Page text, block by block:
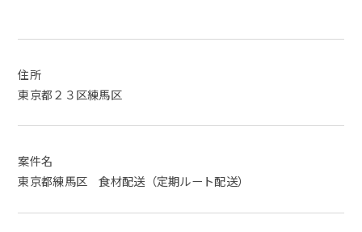
住所
東京都２３区練馬区
案件名
東京都練馬区 食材配送（定期ルート配送）